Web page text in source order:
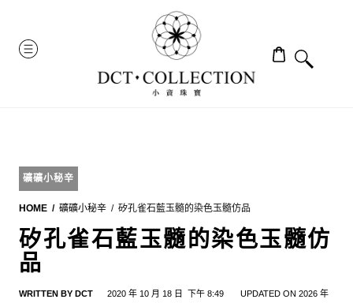
content
MENU
礦礦小秘辛
HOME 礦礦小秘辛 矽孔雀石藍玉髓的染色玉髓仿品
矽孔雀石藍玉髓的染色玉髓仿
品
WRITTEN BY DCT 2020 年 10 月 18 日 下午 8:49
UPDATED ON 2026 年